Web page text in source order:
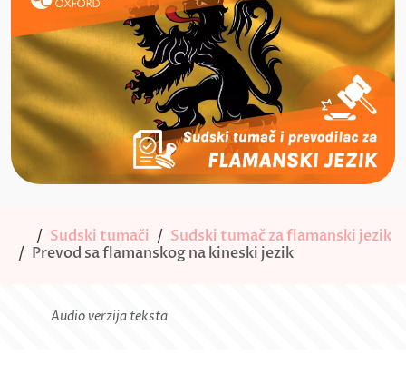
Sudski tumači
Sudski tumač za flamanski jezik
Prevod sa flamanskog na kineski jezik
Audio verzija teksta